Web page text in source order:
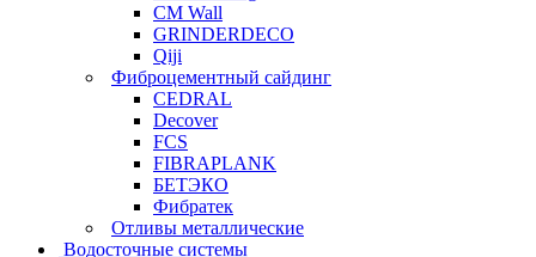
CM Wall
GRINDERDECO
Qiji
Фиброцементный сайдинг
CEDRAL
Decover
FCS
FIBRAPLANK
БЕТЭКО
Фибратек
Отливы металлические
Водосточные системы